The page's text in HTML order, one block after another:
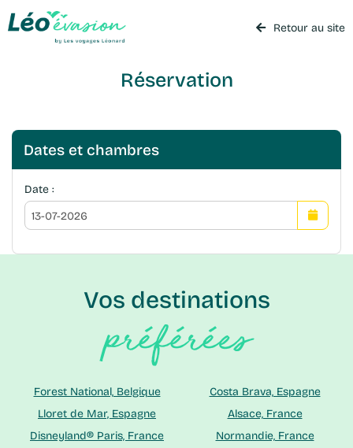
Retour au site
Réservation
Dates et chambres
Date :
Vos destinations
préférées
Forest National, Belgique
Costa Brava, Espagne
Lloret de Mar, Espagne
Alsace, France
Disneyland® Paris, France
Normandie, France